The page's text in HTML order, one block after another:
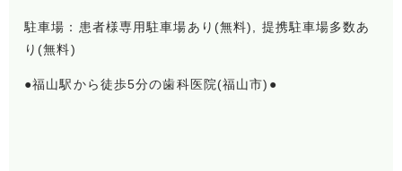
駐車場：患者様専用駐車場あり(無料), 提携駐車場多数あ
り(無料)
●福山駅から徒歩5分の歯科医院(福山市)●